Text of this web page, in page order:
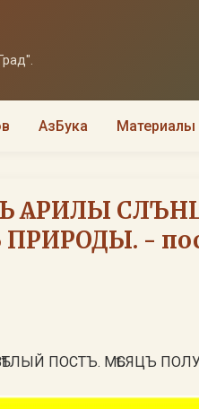
АзБука Материалы
ѦРИЛЫ
- пост
ПОСТЪ. МѢСЯЦЪ